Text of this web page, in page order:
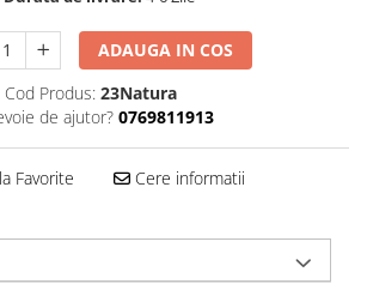
ADAUGA IN COS
Cod Produs: 23Natura
de ajutor? 0769811913
Favorite Cere informatii